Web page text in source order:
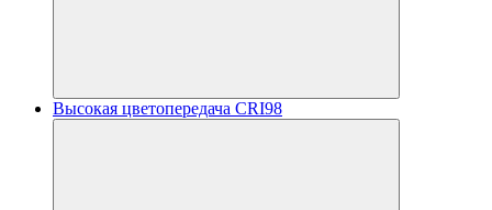
Высокая цветопередача CRI98